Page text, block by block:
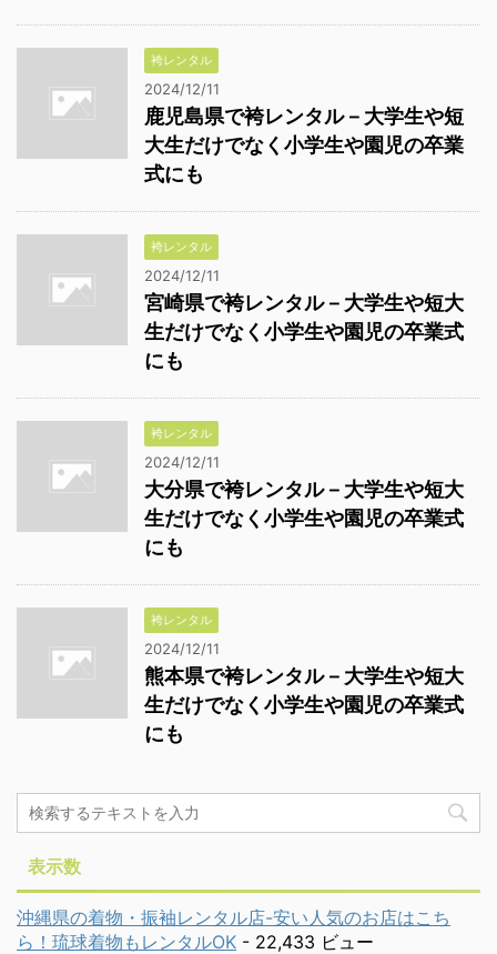
袴レンタル
2024/12/11
鹿児島県で袴レンタル－大学生や短
大生だけでなく小学生や園児の卒業
式にも
袴レンタル
2024/12/11
宮崎県で袴レンタル－大学生や短大
生だけでなく小学生や園児の卒業式
にも
袴レンタル
2024/12/11
大分県で袴レンタル－大学生や短大
生だけでなく小学生や園児の卒業式
にも
袴レンタル
2024/12/11
熊本県で袴レンタル－大学生や短大
生だけでなく小学生や園児の卒業式
にも
表示数
沖縄県の着物・振袖レンタル店-安い人気のお店はこち
ら！琉球着物もレンタルOK - 22,433 ビュー